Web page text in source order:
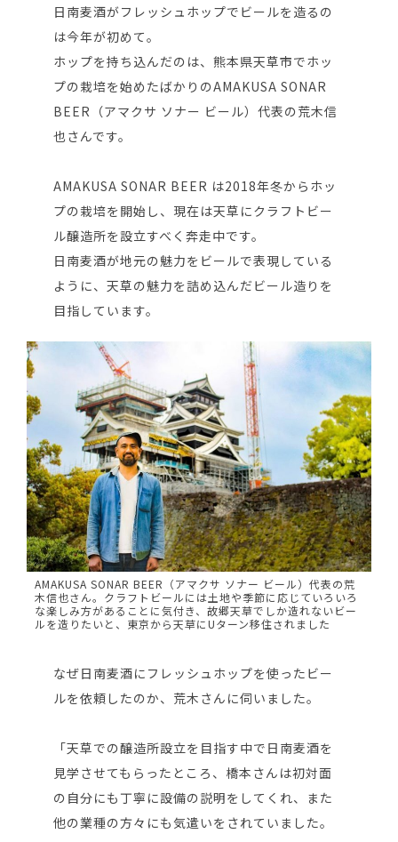
日南麦酒がフレッシュホップでビールを造るの
は今年が初めて。
ホップを持ち込んだのは、熊本県天草市でホッ
プの栽培を始めたばかりのAMAKUSA SONAR
BEER（アマクサ ソナー ビール）代表の荒木信
也さんです。
AMAKUSA SONAR BEER は2018年冬からホッ
プの栽培を開始し、現在は天草にクラフトビー
ル醸造所を設立すべく奔走中です。
日南麦酒が地元の魅力をビールで表現している
ように、天草の魅力を詰め込んだビール造りを
目指しています。
AMAKUSA SONAR BEER（アマクサ ソナー ビール）代表の荒
木信也さん。クラフトビールには土地や季節に応じていろいろ
な楽しみ方があることに気付き、故郷天草でしか造れないビー
ルを造りたいと、東京から天草にUターン移住されました
なぜ日南麦酒にフレッシュホップを使ったビー
ルを依頼したのか、荒木さんに伺いました。
「天草での醸造所設立を目指す中で日南麦酒を
見学させてもらったところ、橋本さんは初対面
の自分にも丁寧に設備の説明をしてくれ、また
他の業種の方々にも気遣いをされていました。